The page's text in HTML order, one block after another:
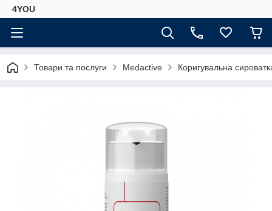
4YOU
Товари та послуги Medactive Коригувальна